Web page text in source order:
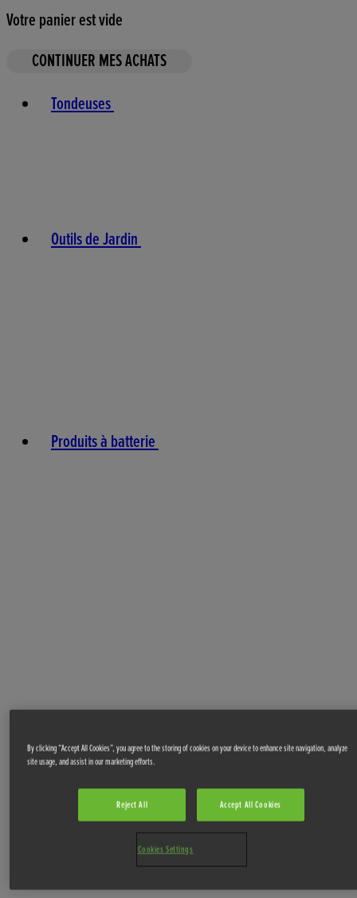
Votre panier est vide
CONTINUER MES ACHATS
Tondeuses
Outils de Jardin
Produits à batterie
By clicking “Accept All Cookies”, you agree to the storing of cookies on your device to enhance site navigation, analyze
site usage, and assist in our marketing efforts.
Reject All Accept All Cookies
Cookies Settings